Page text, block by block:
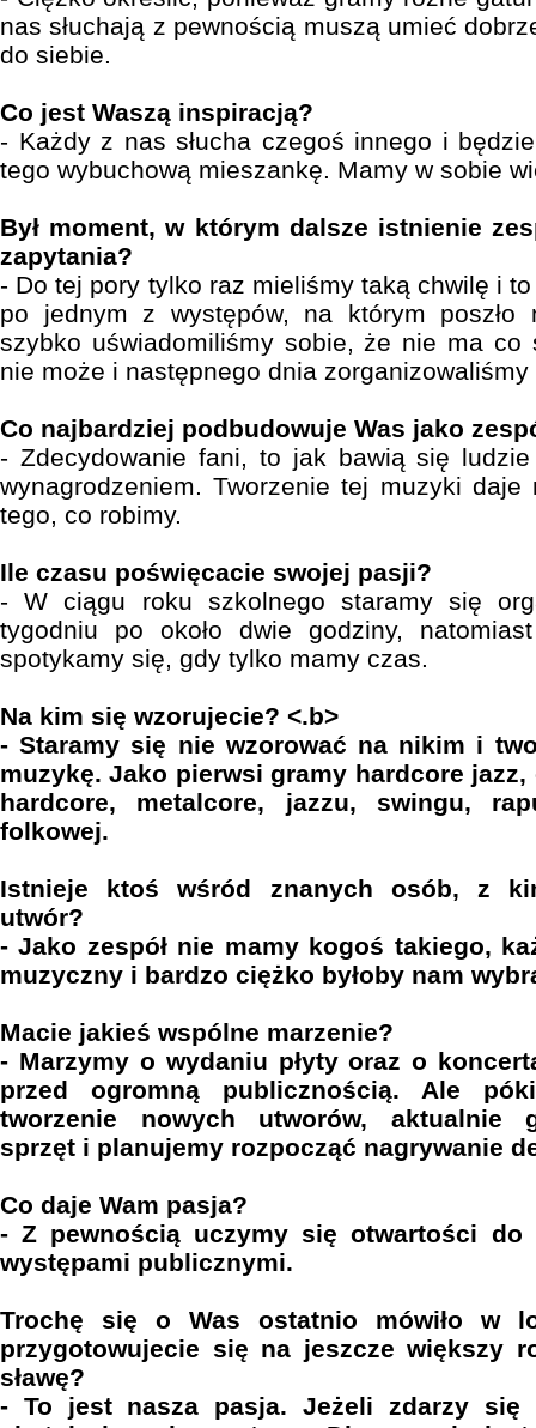
nas słuchają z pewnością muszą umieć
do siebie.
Co jest Waszą inspiracją?
- Każdy z nas słucha czegoś innego i
tego wybuchową mieszankę. Mamy w sobie
Był moment, w którym dalsze istnienie
zapytania?
- Do tej pory tylko raz mieliśmy taką chwilę i
po jednym z występów, na którym poszło
szybko uświadomiliśmy sobie, że nie ma co
nie może i następnego dnia
Co najbardziej podbudowuje Was jako
- Zdecydowanie fani, to jak bawią się
wynagrodzeniem. Tworzenie tej muzyki
tego, co robimy.
Ile czasu poświęcacie swojej pasji?
- W ciągu roku szkolnego staramy się
tygodniu po około dwie godziny,
spotykamy się, gdy tylko mamy czas.
Na kim się wzorujecie? <.b>
- Staramy się nie wzorować na nikim i
muzykę. Jako pierwsi gramy hardcore
hardcore, metalcore, jazzu, swingu,
folkowej.
Istnieje ktoś wśród znanych osób, z
utwór?
- Jako zespół nie mamy kogoś takiego,
muzyczny i bardzo ciężko byłoby nam
Macie jakieś wspólne marzenie?
- Marzymy o wydaniu płyty oraz o
przed ogromną publicznością. Ale
tworzenie nowych utworów, aktualnie
sprzęt i planujemy rozpocząć nagrywanie
Co daje Wam pasja?
- Z pewnością uczymy się otwartości
występami publicznymi.
Trochę się o Was ostatnio mówiło w
przygotowujecie się na jeszcze większy
sławę?
- To jest nasza pasja. Jeżeli zdarzy się